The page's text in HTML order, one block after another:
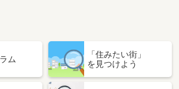
ム
「住みたい街」
を見つけよう